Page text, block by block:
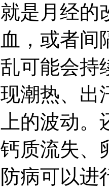
是月经的
，或者间
可能会持
潮热、出
的波动。
质流失、
病可以进